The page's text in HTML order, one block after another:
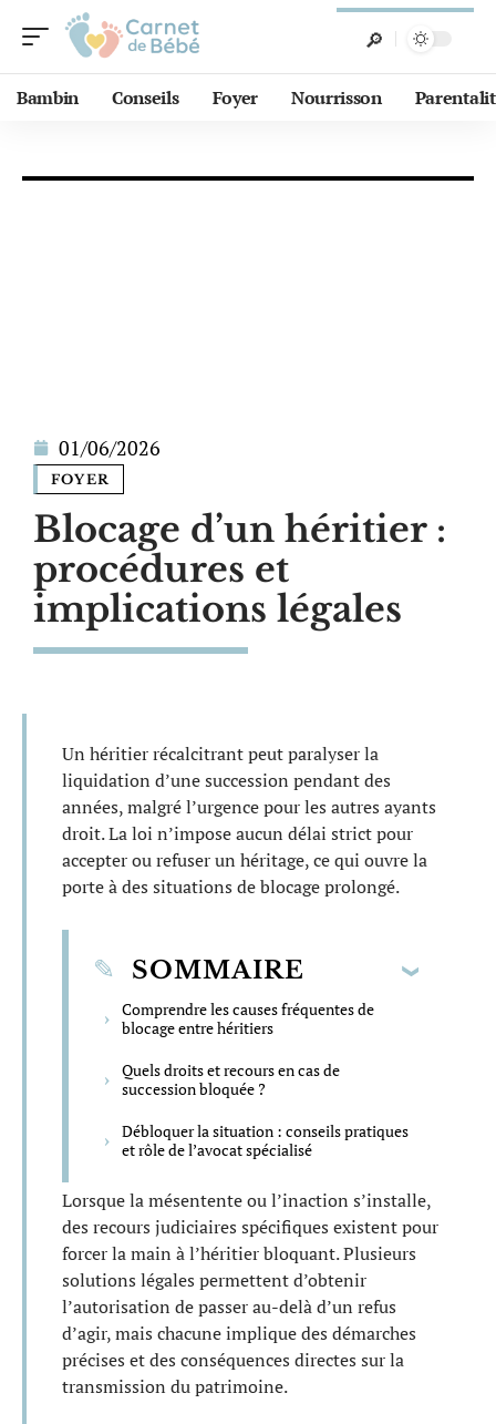
Bambin Conseils Foyer Nourrisson
01/06/2026
FOYER
Blocage d’un héritier :
procédures et
implications légales
Un héritier récalcitrant peut paralyser la
liquidation d’une succession pendant des
années, malgré l’urgence pour les autres ayants
droit. La loi n’impose aucun délai strict pour
accepter ou refuser un héritage, ce qui ouvre la
porte à des situations de blocage prolongé.
SOMMAIRE
Comprendre les causes fréquentes de
blocage entre héritiers
Quels droits et recours en cas de
succession bloquée ?
Débloquer la situation : conseils pratiques
et rôle de l’avocat spécialisé
Lorsque la mésentente ou l’inaction s’installe,
des recours judiciaires spécifiques existent pour
forcer la main à l’héritier bloquant. Plusieurs
solutions légales permettent d’obtenir
l’autorisation de passer au-delà d’un refus
d’agir, mais chacune implique des démarches
précises et des conséquences directes sur la
transmission du patrimoine.